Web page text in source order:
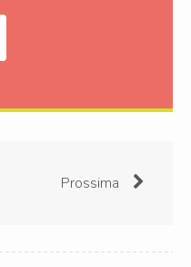
Prossima